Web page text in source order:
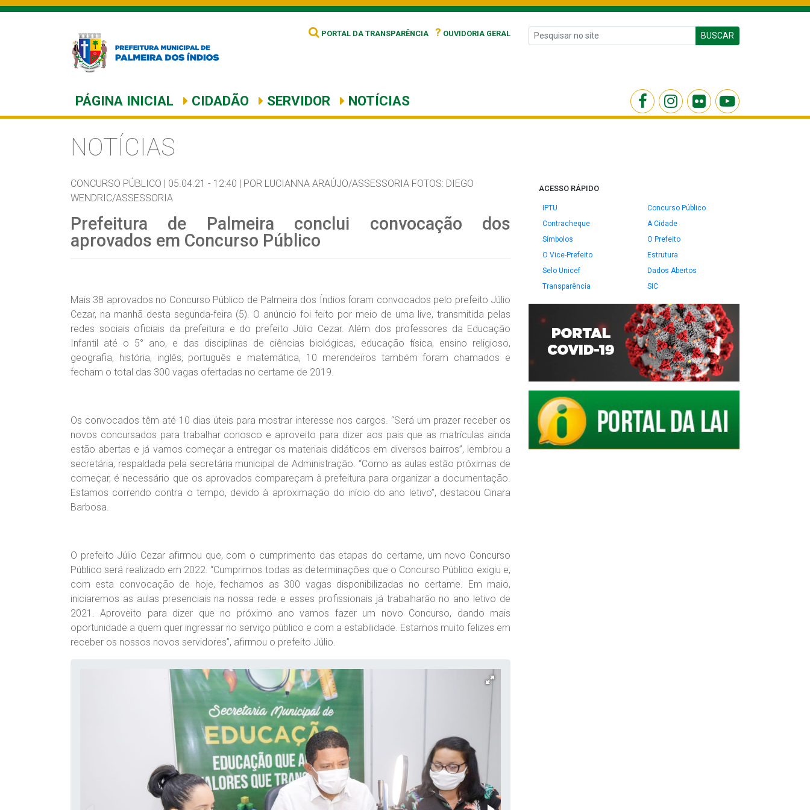
PORTAL DA TRANSPARÊNCIA ? OUVIDORIA GERAL BUSCAR
PÁGINA INICIAL CIDADÃO SERVIDOR NOTÍCIAS
NOTÍCIAS
CONCURSO PÚBLICO | 05.04.21 - 12:40 | POR LUCIANNA ARAÚJO/ASSESSORIA FOTOS: DIEGO
WENDRIC/ASSESSORIA
Prefeitura de Palmeira conclui convocação dos
aprovados em Concurso Público
Mais 38 aprovados no Concurso Público de Palmeira dos Índios foram convocados pelo prefeito Júlio
Cezar, na manhã desta segunda-feira (5). O anúncio foi feito por meio de uma live, transmitida pelas
redes sociais oficiais da prefeitura e do prefeito Júlio Cezar. Além dos professores da Educação
Infantil até o 5° ano, e das disciplinas de ciências biológicas, educação física, ensino religioso,
geografia, história, inglês, português e matemática, 10 merendeiros também foram chamados e
fecham o total das 300 vagas ofertadas no certame de 2019.
Os convocados têm até 10 dias úteis para mostrar interesse nos cargos. “Será um prazer receber os
novos concursados para trabalhar conosco e aproveito para dizer aos pais que as matrículas ainda
estão abertas e já vamos começar a entregar os materiais didáticos em diversos bairros”, lembrou a
secretária, respaldada pela secretária municipal de Administração. “Como as aulas estão próximas de
começar, é necessário que os aprovados compareçam à prefeitura para organizar a documentação.
Estamos correndo contra o tempo, devido à aproximação do início do ano letivo”, destacou Cinara
Barbosa.
O prefeito Júlio Cezar afirmou que, com o cumprimento das etapas do certame, um novo Concurso
Público será realizado em 2022. “Cumprimos todas as determinações que o Concurso Público exigiu e,
com esta convocação de hoje, fechamos as 300 vagas disponibilizadas no certame. Em maio,
iniciaremos as aulas presenciais na nossa rede e esses profissionais já trabalharão no ano letivo de
2021. Aproveito para dizer que no próximo ano vamos fazer um novo Concurso, dando mais
oportunidade a quem quer ingressar no serviço público e com a estabilidade. Estamos muito felizes em
receber os nossos novos servidores”, afirmou o prefeito Júlio.
ACESSO RÁPIDO
IPTU
Concurso Público
Contracheque
A Cidade
Símbolos
O Prefeito
O Vice-Prefeito
Estrutura
Selo Unicef
Dados Abertos
Transparência
SIC